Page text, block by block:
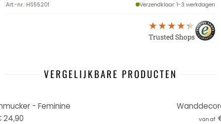
Art.-nr.: HS55201 Verzendklaar: 1-3 werkdagen
Trusted Shops
VERGELIJKBARE PRODUCTEN
- Feminine
24,90
vanaf